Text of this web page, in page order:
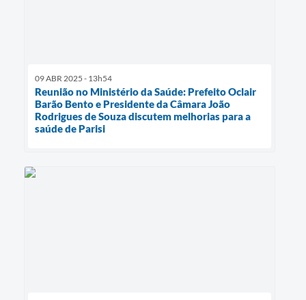
09 ABR 2025 - 13h54
Reunião no Ministério da Saúde: Prefeito Oclair
Barão Bento e Presidente da Câmara João
Rodrigues de Souza discutem melhorias para a
saúde de Parisi